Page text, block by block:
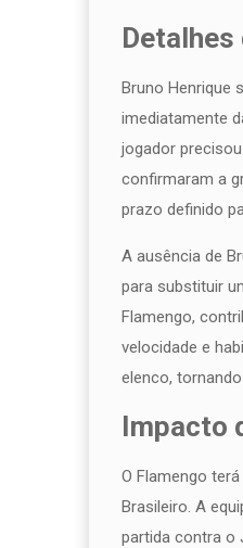
Detalhes
Bruno Henrique
imediatamente
jogador
confirmaram a
prazo definido
A ausência de
para substituir
Flamengo,
velocidade e
elenco,
Impacto
O Flamengo
Brasileiro. A
partida contra o